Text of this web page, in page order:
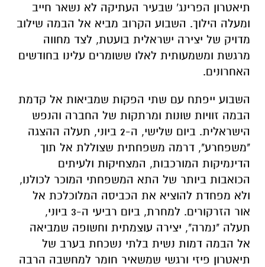
תיאטרון הפרינג' שבעיר העתיקה לא נשאר חייב
ומעלה הילוך. השבוע הקרוב מביא אל הבמה שילוב
מדויק של יצירה ישראלית בועטת, לצד מחווה
מרגשת ומשמעותית לאלו ששומרים עלינו בחודשים
האחרונים.
השבוע ייפתח עם שתי הפקות שמביאות אל קדמת
הבמה זוויות שונות ומרתקות של החברה והנפש
הישראלית. ביום שלישי, ה-2 ביוני, תעלה ההצגה
"משפחרע", דרמה משפחתית שצוללת אל תוך
הדינמיקות המורכבות, המצחיקות ולעיתים
הכואבות ביותר של התא המשפחתי המוכר לכולנו,
ולא מפחדת להוציא את הכביסה המלוכלכת אל
אור הזרקורים. למחרת, ביום רביעי ה-3 ביוני,
תעלה "נמרה", יצירה עוצמתית וחשופה שמביאה
אל הבמה דמות נשית בלתי נשכחת בערב של
תיאטרון פיזי ורגשי שמשאיר חומר למחשבה הרבה